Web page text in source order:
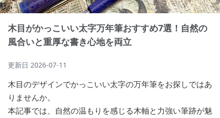
木目がかっこいい太字万年筆おすすめ7選！自然の
風合いと重厚な書き心地を両立
更新日 2026-07-11
木目のデザインでかっこいい太字の万年筆をお探しではあ
りませんか。
本記事では、自然の温もりを感じる木軸と力強い筆跡が魅